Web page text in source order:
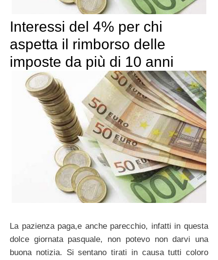
Interessi del 4% per chi
aspetta il rimborso delle
imposte da più di 10 anni
La pazienza paga,e anche parecchio, infatti in questa
dolce giornata pasquale, non potevo non darvi una
buona notizia. Si sentano tirati in causa tutti coloro